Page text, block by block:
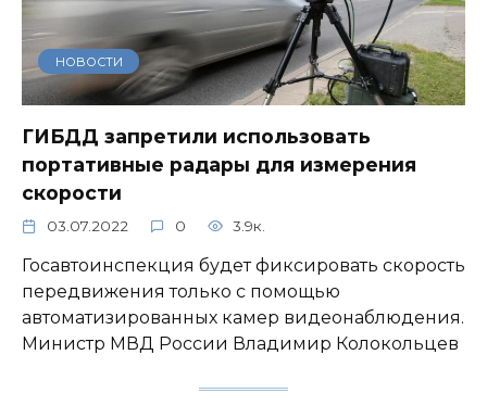
НОВОСТИ
ГИБДД запретили использовать
портативные радары для измерения
скорости
03.07.2022 0 3.9к.
Госавтоинспекция будет фиксировать скорость
передвижения только с помощью
автоматизированных камер видеонаблюдения.
Министр МВД России Владимир Колокольцев